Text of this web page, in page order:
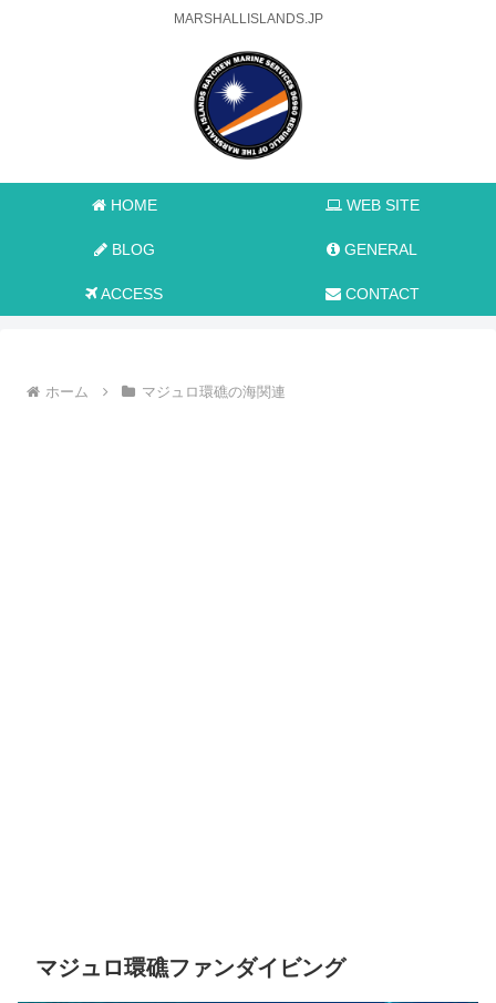
MARSHALLISLANDS.JP
HOME WEB SITE
BLOG GENERAL
ACCESS CONTACT
ホーム マジュロ環礁の海関連
マジュロ環礁ファンダイビング